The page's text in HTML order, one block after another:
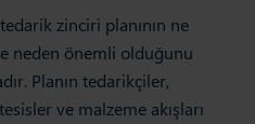
zinciri planının ne
neden önemli olduğunu
Planın tedarikçiler,
ve malzeme akışları